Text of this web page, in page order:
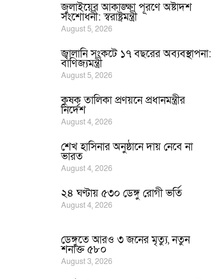
জুলাইয়ের আকাঙ্ক্ষা পূরণে অষ্টাদশ
সংশোধনী: স্বরাষ্ট্রমন্ত্রী
August 5, 2026
জ্বালানি সংকটে ১৭ বছরের অব্যবস্থাপনা:
বাণিজ্যমন্ত্রী
August 5, 2026
কৃষক তালিকা প্রণয়নে প্রধানমন্ত্রীর
নির্দেশ
August 4, 2026
শেখ হাসিনার অনুষ্ঠানে দায় নেবে না
ভারত
August 4, 2026
২৪ ঘণ্টায় ৫৩০ ডেঙ্গু রোগী ভর্তি
August 4, 2026
ডেঙ্গুতে আরও ৩ জনের মৃত্যু, নতুন
শনাক্ত ৫৮০
August 3, 2026